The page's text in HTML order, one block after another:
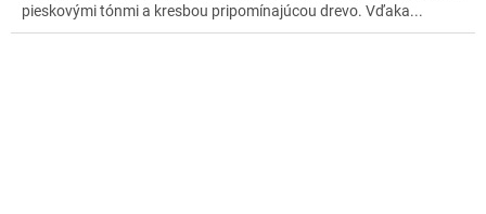
pieskovými tónmi a kresbou pripomínajúcou drevo. Vďaka...